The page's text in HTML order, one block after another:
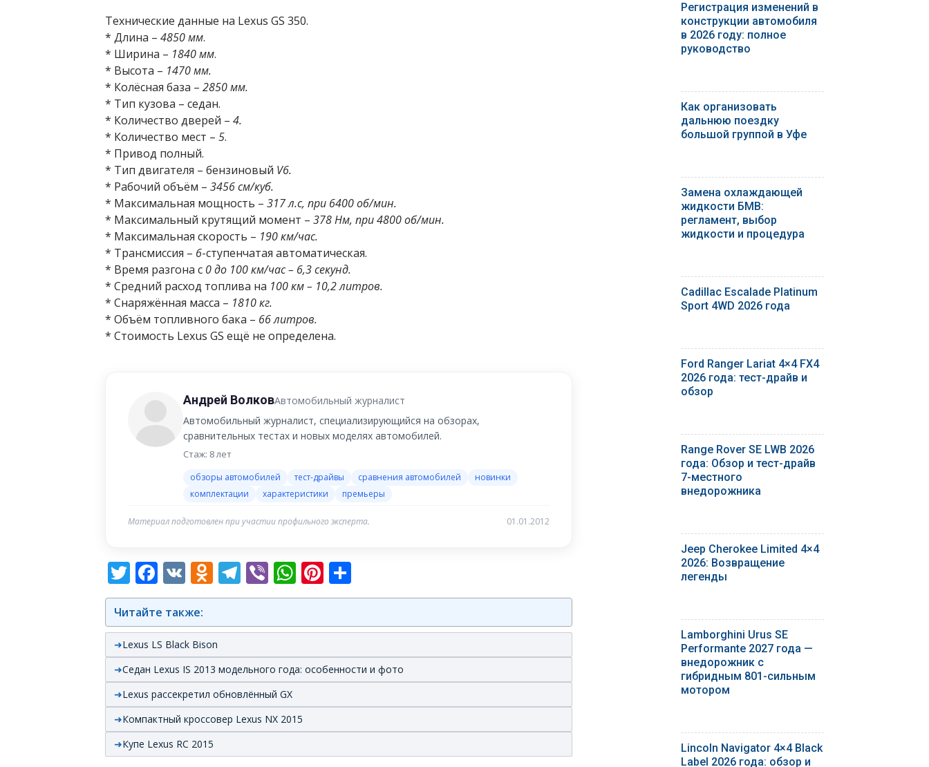
Технические данные на Lexus GS 350.
* Длина – 4850 мм.
* Ширина – 1840 мм.
* Высота – 1470 мм.
* Колёсная база – 2850 мм.
* Тип кузова – седан.
* Количество дверей – 4.
* Количество мест – 5.
* Привод полный.
* Тип двигателя – бензиновый V6.
* Рабочий объём – 3456 см/куб.
* Максимальная мощность – 317 л.с, при 6400 об/мин.
* Максимальный крутящий момент – 378 Нм, при 4800 об/мин.
* Максимальная скорость – 190 км/час.
* Трансмиссия – 6-ступенчатая автоматическая.
* Время разгона с 0 до 100 км/час – 6,3 секунд.
* Средний расход топлива на 100 км – 10,2 литров.
* Снаряжённая масса – 1810 кг.
* Объём топливного бака – 66 литров.
* Стоимость Lexus GS ещё не определена.
Андрей ВолковАвтомобильный журналист
Автомобильный журналист, специализирующийся на обзорах,
сравнительных тестах и новых моделях автомобилей.
Стаж: 8 лет
обзоры автомобилей тест-драйвы сравнения автомобилей
новинки
комплектации
характеристики премьеры
Материал подготовлен при участии профильного эксперта. 01.01.2012
Twitter
Facebook
VK Odnoklassniki
Telegram
ViberWhatsApp
Pinterest
Читайте также:
Lexus LS Black Bison
Седан Lexus IS 2013 модельного года: особенности и фото
Lexus рассекретил обновлённый GX
Компактный кроссовер Lexus NX 2015
Купе Lexus RC 2015
Регистрация изменений в
конструкции автомобиля
в 2026 году: полное
руководство
Как организовать
дальнюю поездку
большой группой в Уфе
Замена охлаждающей
жидкости БМВ:
регламент, выбор
жидкости и процедура
Cadillac Escalade Platinum
Sport 4WD 2026 года
Ford Ranger Lariat 4×4 FX4
2026 года: тест-драйв и
обзор
Range Rover SE LWB 2026
года: Обзор и тест-драйв
7-местного
внедорожника
Jeep Cherokee Limited 4×4
2026: Возвращение
легенды
Lamborghini Urus SE
Performante 2027 года —
внедорожник с
гибридным 801-сильным
мотором
Lincoln Navigator 4×4 Black
Label 2026 года: обзор и